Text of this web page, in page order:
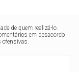
de quem realizá-lo.
em desacordo
ofensivas.